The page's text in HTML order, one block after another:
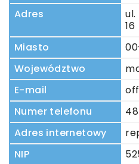
Adres
ul.
16
Miasto
Województwo
E-mail
Numer telefonu
Adres internetowy
NIP